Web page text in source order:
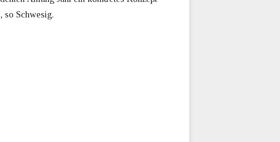
so Schwesig.